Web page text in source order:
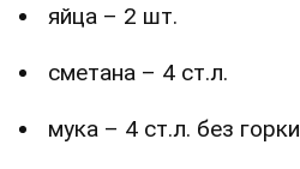
яйца – 2 шт.
сметана – 4 ст.л.
мука – 4 ст.л. без горки